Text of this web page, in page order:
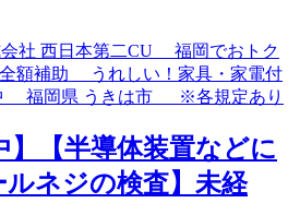
】【半導体装置などに
ネジの検査】未経